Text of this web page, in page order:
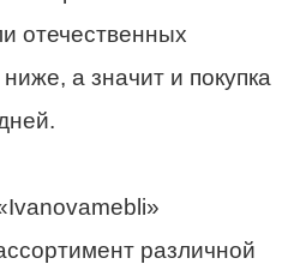
отечественных
а значит и покупка
различной